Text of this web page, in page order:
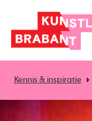
Kennis & inspiratie